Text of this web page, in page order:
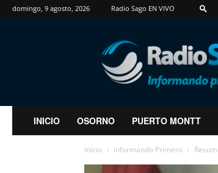
domingo, 9 agosto, 2026 Radio Sago EN VIVO
RadioSago
INICIO OSORNO PUERTO MONTT
Inicio Informando Primero